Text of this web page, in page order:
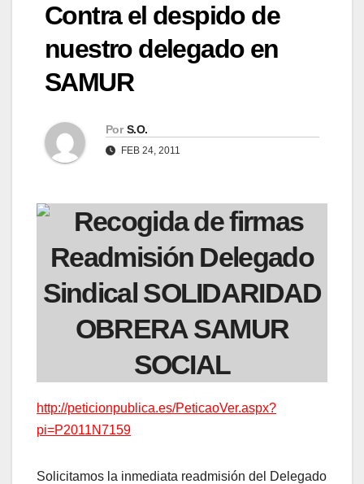
Contra el despido de
nuestro delegado en
SAMUR
Por S.O.
FEB 24, 2011
Recogida de firmas
Readmisión Delegado
Sindical SOLIDARIDAD
OBRERA SAMUR
SOCIAL
http://peticionpublica.es/PeticaoVer.aspx?
pi=P2011N7159
Solicitamos la inmediata readmisión del Delegado